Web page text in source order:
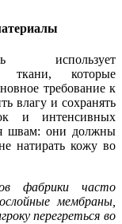
использует
ткани, которые
требование к
влагу и сохранять
и интенсивных
швам: они должны
натирать кожу во
фабрики часто
мембраны,
перегреться во